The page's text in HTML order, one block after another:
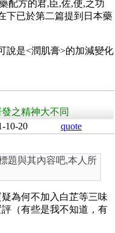
配方的君,臣,佐,使,之功
下已於第二篇提到日本藥
說是<潤肌膏>的加減變化
之精神大不同
10-20 quote
題與其內容吧,本人所
為何不加入白芷等三味
（有些是我不知道，有